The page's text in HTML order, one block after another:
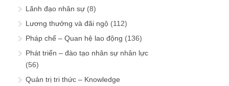
Lãnh đạo nhân sự (8)
Lương thưởng và đãi ngộ (112)
Pháp chế – Quan hệ lao động (136)
Phát triển – đào tạo nhân sự nhân lực
(56)
Quản trị tri thức – Knowledge